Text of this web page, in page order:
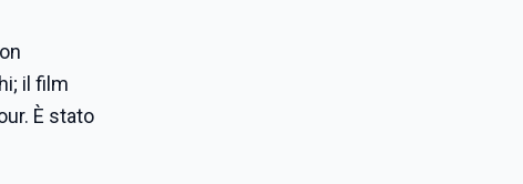
il film
È stato